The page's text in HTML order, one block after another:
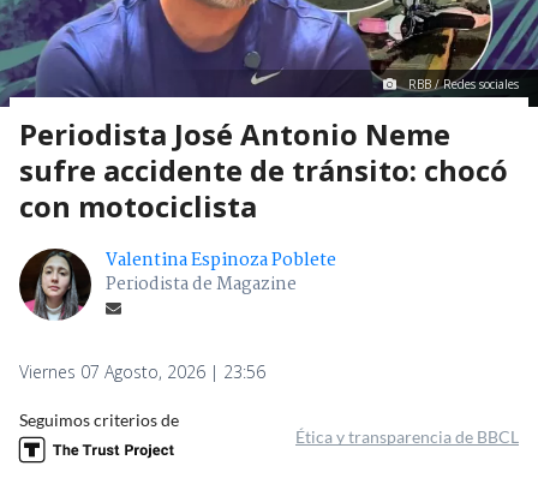
RBB / Redes sociales
Periodista José Antonio Neme
sufre accidente de tránsito: chocó
con motociclista
Valentina Espinoza Poblete
Periodista de Magazine
Viernes 07 Agosto, 2026 | 23:56
Seguimos criterios de
Ética y transparencia de BBCL